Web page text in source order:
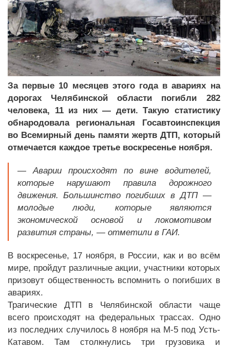
За первые 10 месяцев этого года в авариях на
дорогах Челябинской области погибли 282
человека, 11 из них — дети. Такую статистику
обнародовала региональная Госавтоинспекция
во Всемирный день памяти жертв ДТП, который
отмечается каждое третье воскресенье ноября.
— Аварии происходят по вине водителей,
которые нарушают правила дорожного
движения. Большинство погибших в ДТП —
молодые люди, которые являются
экономической основой и локомотивом
развития страны, — отметили в ГАИ.
В воскресенье, 17 ноября, в России, как и во всём
мире, пройдут различные акции, участники которых
призовут общественность вспомнить о погибших в
авариях.
Трагические ДТП в Челябинской области чаще
всего происходят на федеральных трассах. Одно
из последних случилось 8 ноября на М-5 под Усть-
Катавом. Там столкнулись три грузовика и